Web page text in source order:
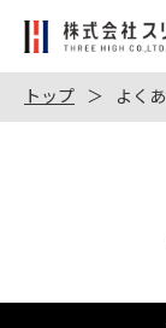
株
会
社
トップ よく